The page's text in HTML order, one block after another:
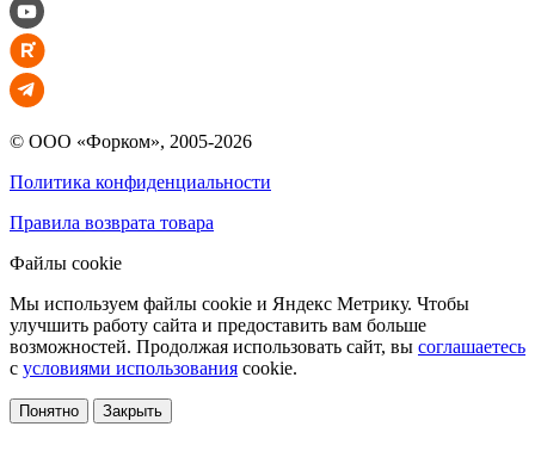
© ООО «Форком», 2005-2026
Политика конфиденциальности
Правила возврата товара
Файлы cookie
Мы используем файлы cookie и Яндекс Метрику. Чтобы
улучшить работу сайта и предоставить вам больше
возможностей. Продолжая использовать сайт, вы соглашаетесь
с условиями использования cookie.
Понятно Закрыть